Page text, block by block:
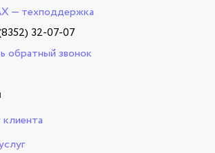
— техподдержка
32-07-07
обратный звонок